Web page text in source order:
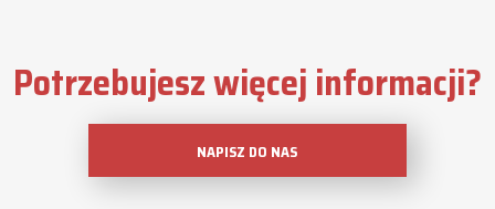
Potrzebujesz więcej informacji?
NAPISZ DO NAS